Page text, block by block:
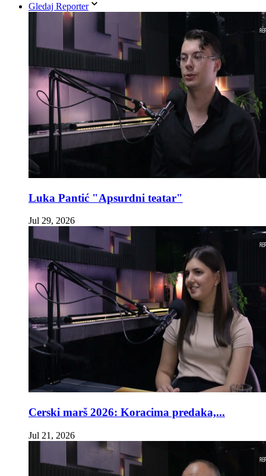
Gledaj Reporter
Luka Pantić "Apsurdni teatar"
Jul 29, 2026
Cerski marš 2026: Koracima predaka,...
Jul 21, 2026